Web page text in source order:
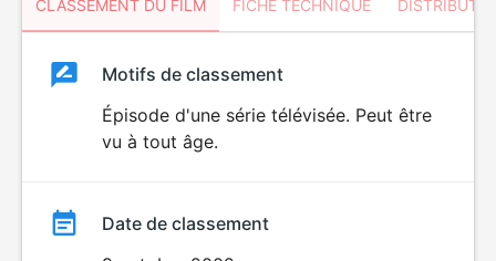
CLASSEMENT DU FILM FICHE TECHNIQUE
ClassementClassement
Motifs de classement
Épisode d'une série télévisée. Peut être
vu à tout âge.
Date de classement